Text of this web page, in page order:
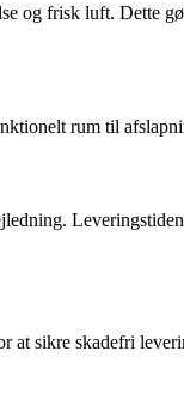
og frisk luft. Dette
rum til
at sikre skadefri